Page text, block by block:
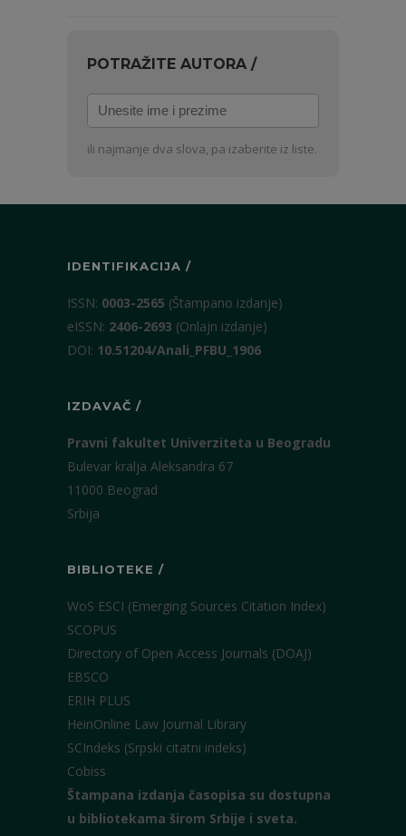
POTRAŽITE AUTORA /
Unesite
ime
iili najmanje dva slova, pa izaberite iz liste.
IDENTIFIKACIJA /
ISSN: 0003-2565 (Štampano izdanje)
eISSN: 2406-2693 (Onlajn izdanje)
DOI: 10.51204/Anali_PFBU_1906
IZDAVAČ /
Pravni fakultet Univerziteta u Beogradu
Bulevar kralja Aleksandra 67
11000 Beograd
Srbija
BIBLIOTEKE /
WoS ESCI (Emerging Sources Citation Index)
SCOPUS
Directory of Open Access Journals (DOAJ)
EBSCO
ERIH PLUS
HeinOnline Law Journal Library
SCIndeks (Srpski citatni indeks)
Cobiss
Štampana izdanja časopisa su dostupna
u bibliotekama širom Srbije i sveta.